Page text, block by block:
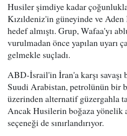
Husiler şimdiye kadar
Kızıldeniz'in güneyinde ve
hedef almıştı. Grup, Wafaa'yı
vurulmadan önce yapılan uyarı
gelmekle suçladı.
ABD-İsrail'in İran'a karşı savaşı
Suudi Arabistan, petrolünün bir
üzerinden alternatif güzergahla
Ancak Husilerin boğaza yönelik
seçeneği de sınırlandırıyor.